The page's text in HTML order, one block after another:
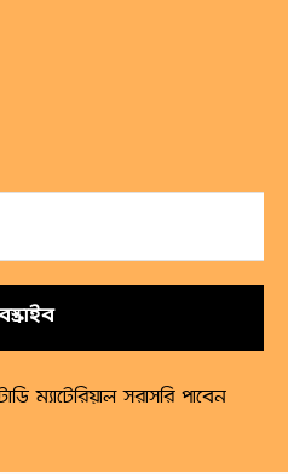
ম্যাটেরিয়াল সরাসরি পাবেন